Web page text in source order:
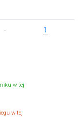
- 1
w tej
w tej